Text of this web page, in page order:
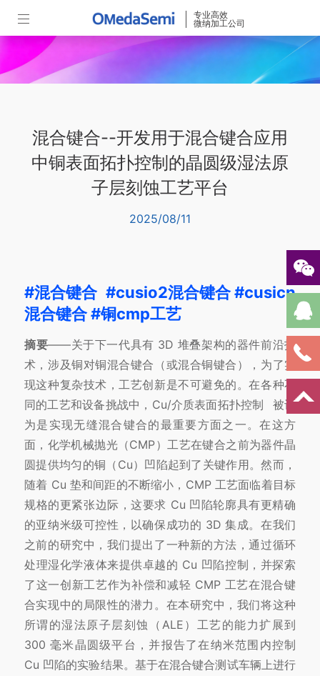
专业高效
微纳加工公司
混合键合--开发用于混合键合应用
中铜表面拓扑控制的晶圆级湿法原
子层刻蚀工艺平台
2025/08/11
#混合键合 #cusio2混合键合#cusicn
混合键合#铜cmp工艺
摘要——关于下一代具有 3D 堆叠架构的器件前沿技
术，涉及铜对铜混合键合（或混合铜键合），为了实
现这种复杂技术，工艺创新是不可避免的。在各种不
同的工艺和设备挑战中，Cu/介质表面拓扑控制
被认
为是实现无缝混合键合的最重要方面之一。在这方
面，化学机械抛光（CMP）工艺在键合之前为器件晶
圆提供均匀的铜（Cu）凹陷起到了关键作用。然而，
随着 Cu 垫和间距的不断缩小，CMP 工艺面临着目标
规格的更紧张边际，这要求 Cu 凹陷轮廓具有更精确
的亚纳米级可控性，以确保成功的 3D 集成。在我们
之前的研究中，我们提出了一种新的方法，通过循环
处理湿化学液体来提供卓越的 Cu 凹陷控制，并探索
了这一创新工艺作为补偿和减轻 CMP 工艺在混合键
合实现中的局限性的潜力。在本研究中，我们将这种
所谓的湿法原子层刻蚀（ALE）工艺的能力扩展到
300 毫米晶圆级平台，并报告了在纳米范围内控制
Cu 凹陷的实验结果。基于在混合键合测试车辆上进行